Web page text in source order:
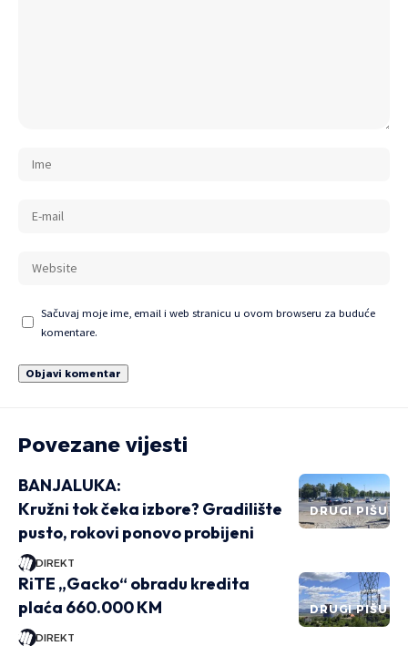
Sačuvaj moje ime, email i web stranicu u ovom browseru za buduće
komentare.
Povezane vijesti
DRUGI PIŠU
BANJALUKA:
Kružni tok čeka izbore? Gradilište
pusto, rokovi ponovo probijeni
DIREKT
DRUGI PIŠU
RiTE „Gacko“ obradu kredita
plaća 660.000 KM
DIREKT